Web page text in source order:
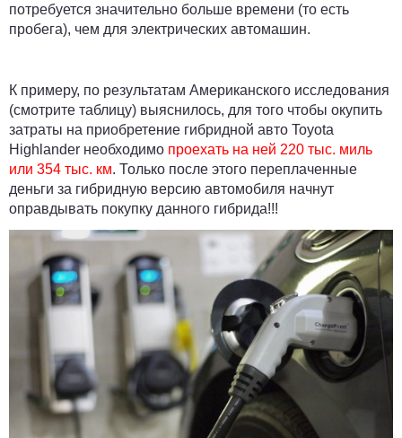
потребуется значительно больше времени (то есть
пробега), чем для электрических автомашин.
К примеру, по результатам Американского исследования
(смотрите таблицу) выяснилось, для того чтобы окупить
затраты на приобретение гибридной авто Toyota
Highlander необходимо проехать на ней 220 тыс. миль
или 354 тыс. км. Только после этого переплаченные
деньги за гибридную версию автомобиля начнут
оправдывать покупку данного гибрида!!!